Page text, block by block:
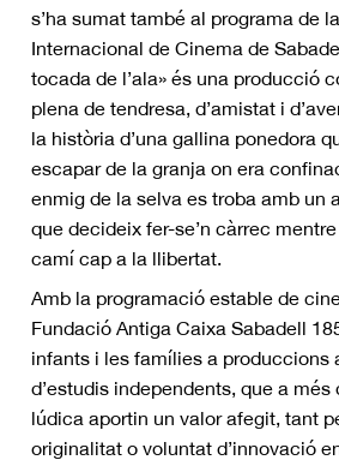
s’ha sumat també al programa de
Internacional de Cinema de
tocada de l’ala» és una producció
plena de tendresa, d’amistat i
la història d’una gallina ponedora
escapar de la granja on era
enmig de la selva es troba amb un
que decideix fer-se’n càrrec
camí cap a la llibertat.
Amb la programació estable de
Fundació Antiga Caixa Sabadell
infants i les famílies a produccions
d’estudis independents, que a més
lúdica aportin un valor afegit, tant
originalitat o voluntat d’innovació